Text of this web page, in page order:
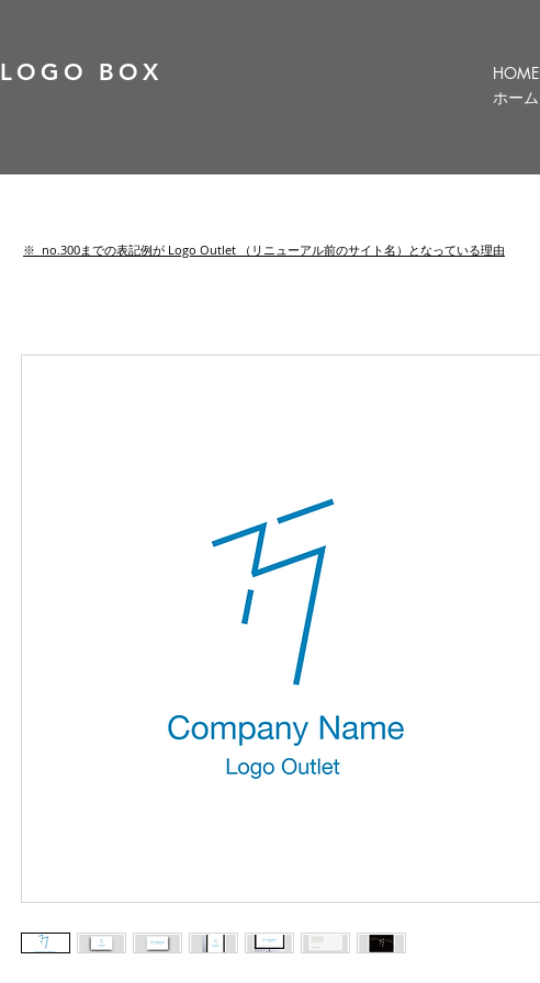
LOGO BOX
HOME
ホーム
​※ no.300までの表記例が Logo Outlet （リニューアル前のサイト名）となっている理由